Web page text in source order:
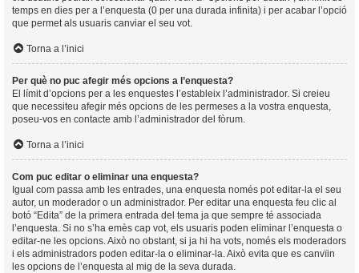
temps en dies per a l’enquesta (0 per una durada infinita) i per acabar l’opció
que permet als usuaris canviar el seu vot.
Torna a l’inici
Per què no puc afegir més opcions a l’enquesta?
El límit d’opcions per a les enquestes l’estableix l’administrador. Si creieu
que necessiteu afegir més opcions de les permeses a la vostra enquesta,
poseu-vos en contacte amb l’administrador del fòrum.
Torna a l’inici
Com puc editar o eliminar una enquesta?
Igual com passa amb les entrades, una enquesta només pot editar-la el seu
autor, un moderador o un administrador. Per editar una enquesta feu clic al
botó “Edita” de la primera entrada del tema ja que sempre té associada
l’enquesta. Si no s’ha emès cap vot, els usuaris poden eliminar l’enquesta o
editar-ne les opcions. Això no obstant, si ja hi ha vots, només els moderadors
i els administradors poden editar-la o eliminar-la. Això evita que es canvïin
les opcions de l’enquesta al mig de la seva durada.